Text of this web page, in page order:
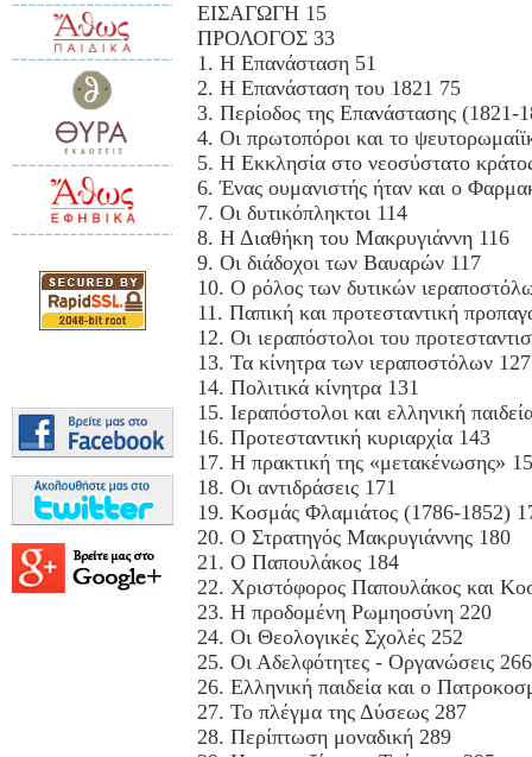
ΕΙΣΑΓΩΓΗ 15
ΠΡΟΛΟΓΟΣ 33
1. Η Επανάσταση 51
2. Η Επανάσταση του 1821 75
3. Περίοδος της Επανάστασης (1821-
4. Οι πρωτοπόροι και το
5. Η Εκκλησία στο νεοσύστατο
6. Ένας ουμανιστής ήταν και ο
7. Οι δυτικόπληκτοι 114
8. Η Διαθήκη του Μακρυγιάννη 116
9. Οι διάδοχοι των Βαυαρών 117
10. Ο ρόλος των δυτικών
11. Παπική και προτεσταντική
12. Οι ιεραπόστολοι του
13. Τα κίνητρα των ιεραποστόλων 127
14. Πολιτικά κίνητρα 131
15. Ιεραπόστολοι και ελληνική
16. Προτεσταντική κυριαρχία 143
17. Η πρακτική της «μετακένωσης»
18. Οι αντιδράσεις 171
19. Κοσμάς Φλαμιάτος (1786-1852)
20. Ο Στρατηγός Μακρυγιάννης 180
21. Ο Παπουλάκος 184
22. Χριστόφορος Παπουλάκος και
23. Η προδομένη Ρωμηοσύνη 220
24. Οι Θεολογικές Σχολές 252
25. Οι Αδελφότητες - Οργανώσεις 266
26. Ελληνική παιδεία και ο
27. Το πλέγμα της Δύσεως 287
28. Περίπτωση μοναδική 289